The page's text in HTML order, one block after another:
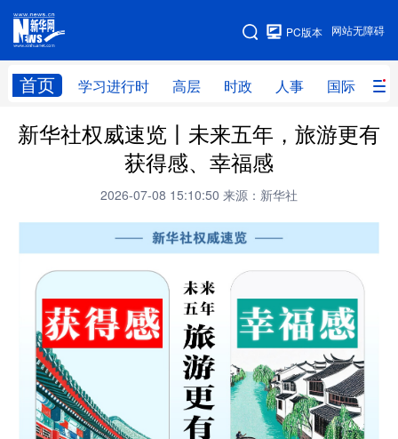
网站无障碍
PC版本
首页 学习进行时 高层 时政 人事 国际 财
网站地图
学习进行时 高层 时政 人事
财经 网评
科创 量子
书画 健康
访谈 视频 图片 政务
法律 汽车
食品 信息化 数字经济
学术中国 乡村振兴 银龄 溯源中国
新华社权威速览丨未来五年，旅游更有
获得感、幸福感
2026-07-08 15:10:50 来源：新华社